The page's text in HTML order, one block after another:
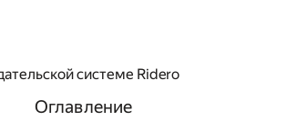
системе Ridero
Оглавление